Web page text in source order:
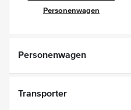
Personenwagen
Personenwagen
Transporter